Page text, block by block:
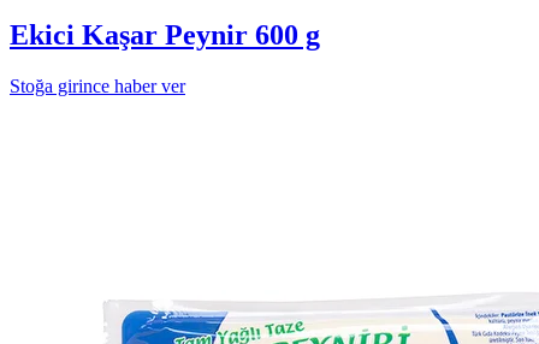
Ekici Kaşar Peynir 600 g
Stoğa girince haber ver